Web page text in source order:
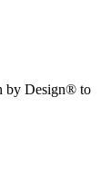
by Design® to